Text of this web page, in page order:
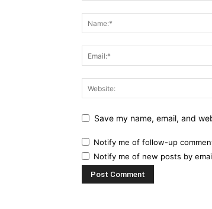
Save my name, email, and
Notify me of follow-up
Notify me of new posts by